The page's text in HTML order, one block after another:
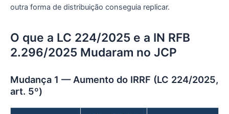
outra forma de distribuição conseguia replicar.
O que a LC 224/2025 e a IN RFB
2.296/2025 Mudaram no JCP
Mudança 1 — Aumento do IRRF (LC 224/2025,
art. 5º)